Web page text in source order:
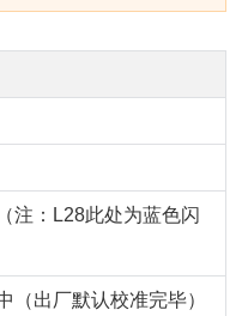
注：L28此处为蓝色闪
（出厂默认校准完毕）